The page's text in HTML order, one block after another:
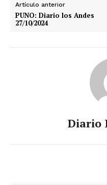
Artículo anterior
PUNO: Diario los Andes
27/10/2024
Diario